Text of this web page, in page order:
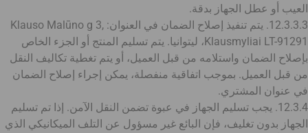
العيب أو عطل الجهاز بدقة.
12.3.3.3. يتم تنفيذ إصلاح الضمان في العنوان: Klauso Malūno g 3,
Klausmyliai LT-91291، ليتوانيا. يتم تسليم المنتج أو الجزء الخاص
بإصلاح الضمان واستلامه من قبل العميل، أو يتم تغطية تكاليف النقل
من قبل العميل. بموجب اتفاقية منفصلة، يمكن إجراء إصلاح الضمان
في عنوان المشتري.
12.3.4. يجب تسليم الجهاز في عبوة تضمن النقل الآمن. إذا تم تسليم
الجهاز بدون تغليف، فإن البائع غير مسؤول عن التلف الميكانيكي الذي